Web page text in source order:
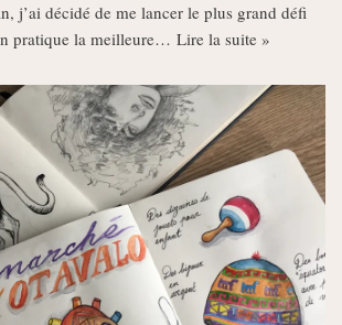
j’ai décidé de me lancer le plus grand défi
pratique la meilleure… Lire la suite »